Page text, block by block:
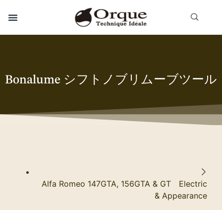
Bonalume シフトノブリムーブツール
Alfa Romeo 147GTA, 156GTA & GT Electric
& Appearance